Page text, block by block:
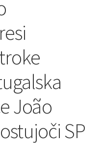
João
SP